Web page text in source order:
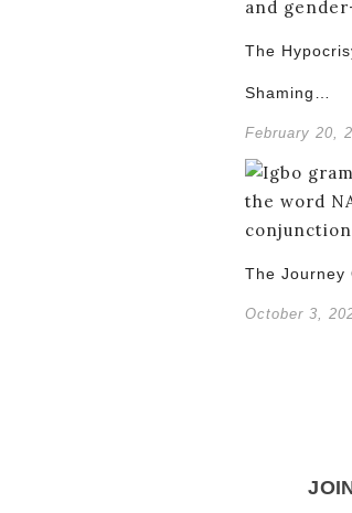
The
Shaming…
February 20,
The Journey
October 3,